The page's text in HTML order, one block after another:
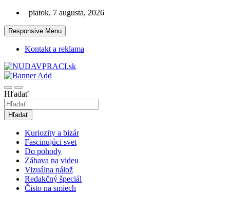
Skip
content
piatok, 7 augusta, 2026
Responsive Menu
Kontakt a reklama
nudaVpráci.sk
Hľadať
Hľadať
Kuriozity a bizár
Fascinujúci svet
Do pohody
Zábava na videu
Vizuálna nálož
Redakčný špeciál
Čisto na smiech